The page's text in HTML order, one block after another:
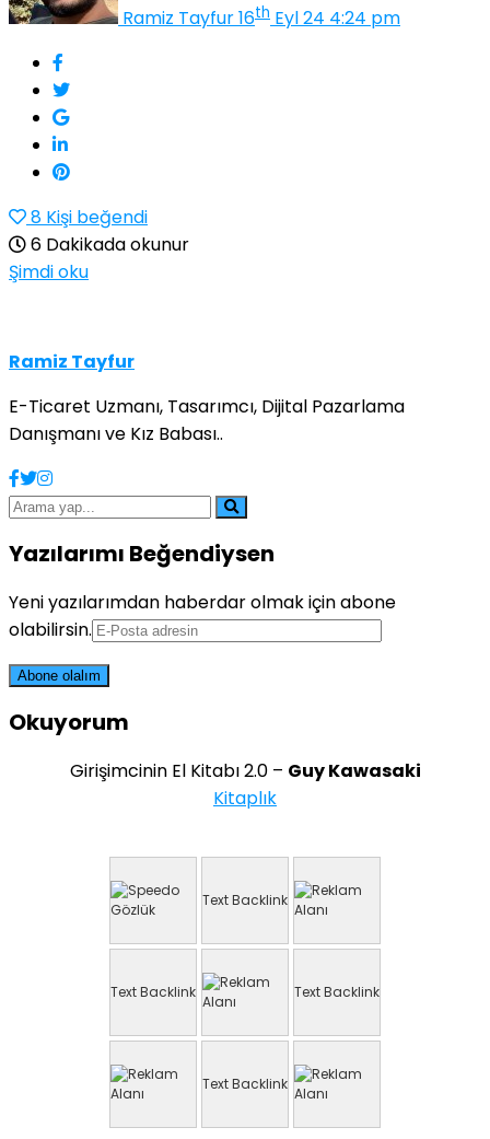
Ramiz Tayfur16th Eyl 24 4:24 pm
8 Kişi beğendi
6 Dakikada okunur
Şimdi oku
Ramiz Tayfur
E-Ticaret Uzmanı, Tasarımcı, Dijital Pazarlama
Danışmanı ve Kız Babası..
Yazılarımı Beğendiysen
Yeni yazılarımdan haberdar olmak için abone
olabilirsin.
Okuyorum
Girişimcinin El Kitabı 2.0 – Guy Kawasaki
Kitaplık
Text Backlink
Text Backlink Text Backlink
Text Backlink